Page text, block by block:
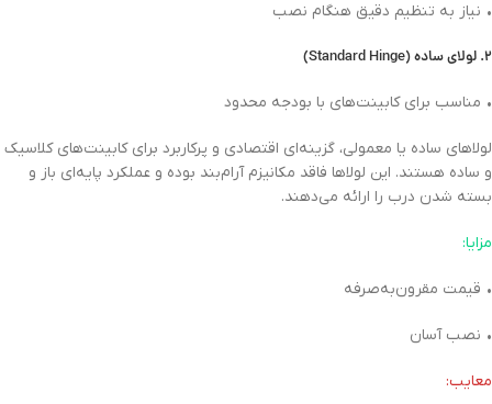
• نیاز به تنظیم دقیق هنگام نصب
۲. لولای ساده (Standard Hinge)
• مناسب برای کابینت‌های با بودجه محدود
لولاهای ساده یا معمولی، گزینه‌ای اقتصادی و پرکاربرد برای کابینت‌های کلاسیک
و ساده هستند. این لولاها فاقد مکانیزم آرام‌بند بوده و عملکرد پایه‌ای باز و
بسته شدن درب را ارائه می‌دهند.
مزایا:
• قیمت مقرون‌به‌صرفه
• نصب آسان
معایب: